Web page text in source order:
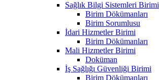
Sağlık Bilgi Sistemleri Birimi
Birim Dökümanları
Birim Sorumlusu
İdari Hizmetler Birimi
Birim Dökümanları
Mali Hizmetler Birimi
Doküman
İş Sağlığı Güvenliği Birimi
Birim Dökümanları